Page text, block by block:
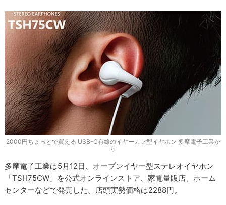
2000円ちょっとで買える USB-C有線のイヤーカフ型イヤホン 多摩電子工業か
ら
多摩電子工業は5月12日、オープンイヤー型ステレオイヤホン
「TSH75CW」を公式オンラインストア、家電量販店、ホーム
センターなどで発売した。店頭実勢価格は2288円。